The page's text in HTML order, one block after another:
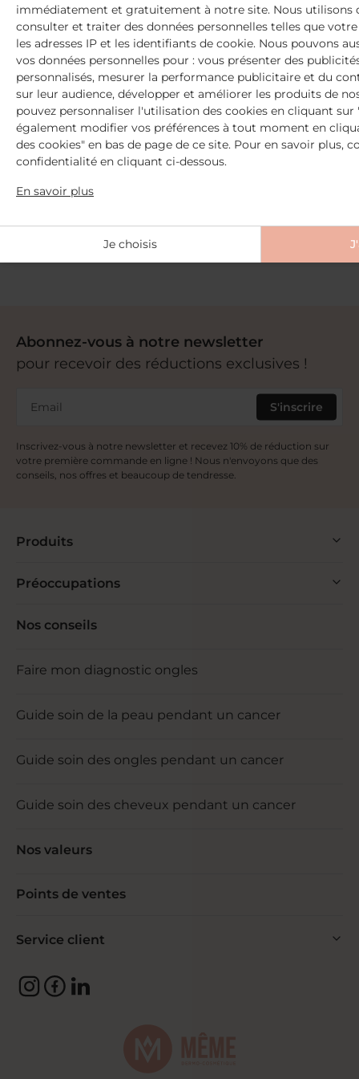
dès 30€ d'achat
Abonnez-vous à notre newsletter
pour recevoir des réductions exclusives !
Email S'inscrire
Inscrivez-vous à notre newsletter et recevez 10% de réduction sur
votre première commande en ligne ! Nous n'envoyons que des
conseils, nos offres et beaucoup de tendresse.
Produits
Préoccupations
Nos conseils
Faire mon diagnostic ongles
Guide soin de la peau pendant un cancer
Guide soin des ongles pendant un cancer
Guide soin des cheveux pendant un cancer
Nos valeurs
Points de ventes
Service client
immédiatement et gratuitement à notre site. Nous utilisons
consulter et traiter des données personnelles telles que
les adresses IP et les identifiants de cookie. Nous pouvons
vos données personnelles pour : vous présenter des
personnalisés, mesurer la performance publicitaire et du
sur leur audience, développer et améliorer les produits de
pouvez personnaliser l'utilisation des cookies en cliquant sur
également modifier vos préférences à tout moment en
des cookies" en bas de page de ce site. Pour en savoir plus,
confidentialité en cliquant ci-dessous.
En savoir plus
Je choisis